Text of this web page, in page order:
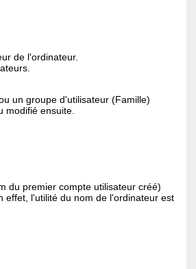
de l'ordinateur.
un groupe d'utilisateur (Famille)
modifié ensuite.
du premier compte utilisateur créé)
effet, l'utilité du nom de l'ordinateur est